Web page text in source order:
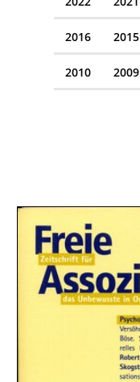
2016 2015
2010 2009